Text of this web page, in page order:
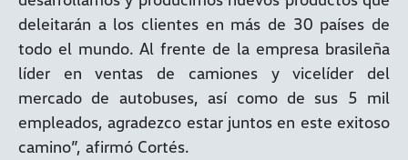
deleitarán a los clientes en más de 30 países de
todo el mundo. Al frente de la empresa brasileña
líder en ventas de camiones y vicelíder del
mercado de autobuses, así como de sus 5 mil
empleados, agradezco estar juntos en este exitoso
camino”, afirmó Cortés.